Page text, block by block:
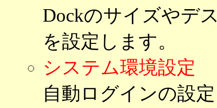
Dockのサイズやデ
を設定します。
システム環境設定
自動ログインの設